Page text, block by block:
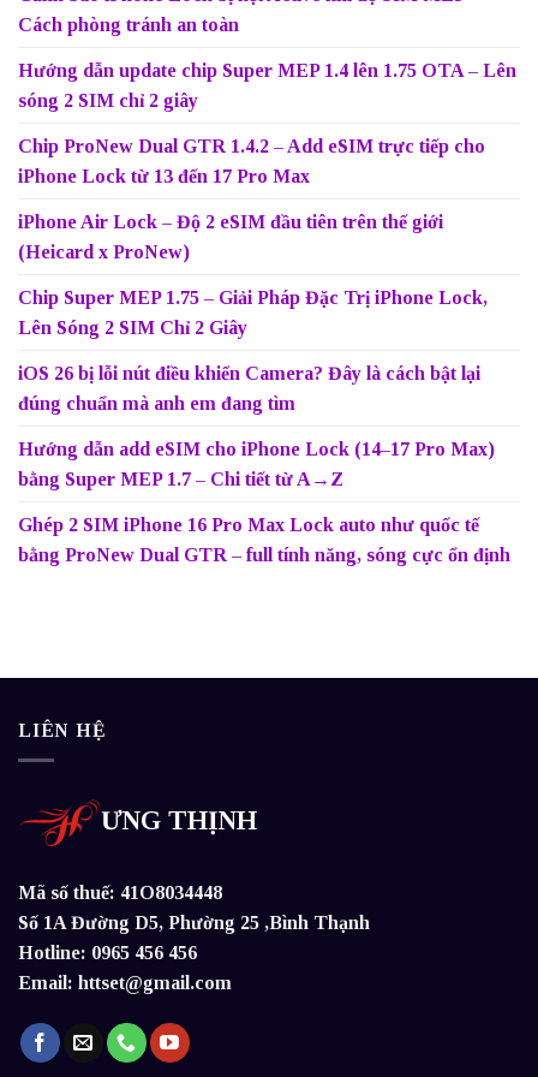
Cách phòng tránh an toàn
Hướng dẫn update chip Super MEP 1.4 lên 1.75 OTA – Lên
sóng 2 SIM chỉ 2 giây
Chip ProNew Dual GTR 1.4.2 – Add eSIM trực tiếp cho
iPhone Lock từ 13 đến 17 Pro Max
iPhone Air Lock – Độ 2 eSIM đầu tiên trên thế giới
(Heicard x ProNew)
Chip Super MEP 1.75 – Giải Pháp Đặc Trị iPhone Lock,
Lên Sóng 2 SIM Chỉ 2 Giây
iOS 26 bị lỗi nút điều khiển Camera? Đây là cách bật lại
đúng chuẩn mà anh em đang tìm
Hướng dẫn add eSIM cho iPhone Lock (14–17 Pro Max)
bằng Super MEP 1.7 – Chi tiết từ A→Z
Ghép 2 SIM iPhone 16 Pro Max Lock auto như quốc tế
bằng ProNew Dual GTR – full tính năng, sóng cực ổn định
LIÊN HỆ
ƯNG THỊNH
Mã số thuế: 41O8034448
Số 1A Đường D5, Phường 25 ,Bình Thạnh
Hotline: 0965 456 456
Email: httset@gmail.com